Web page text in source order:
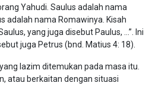
Yahudi. Saulus adalah nama
adalah nama Romawinya. Kisah
yang juga disebut Paulus, …”. Ini
juga Petrus (bnd. Matius 4: 18).
lazim ditemukan pada masa itu.
atau berkaitan dengan situasi